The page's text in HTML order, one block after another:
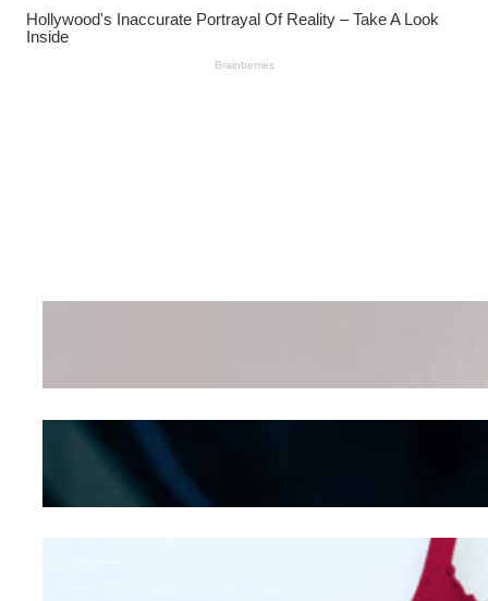
Wanita Pamer Pakaian
Kepribadian
Mengintip Kepribadian
Wanita Dari Warna Bra